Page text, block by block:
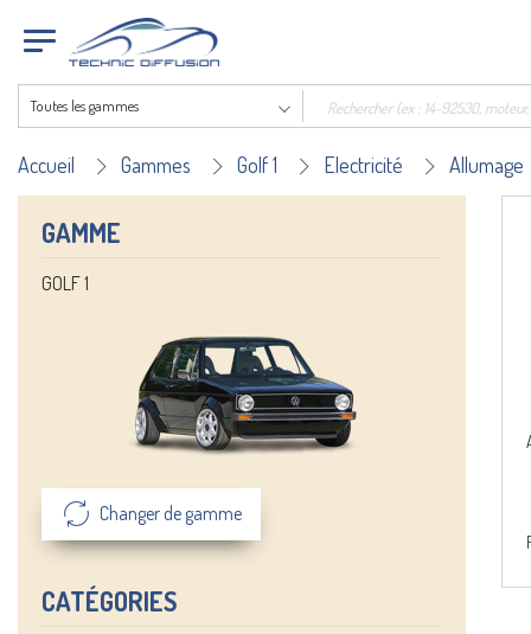
Toutes les gammes
Accueil Gammes Golf 1 Electricité Allumage
GAMME
GOLF 1
Changer de gamme
CATÉGORIES